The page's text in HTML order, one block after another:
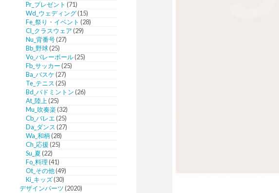
Pr_プレゼント (71)
Wd_ウェディング(15)
Fe_祭り・イベント (28)
Cl_クラスウェア(29)
Nu_背番号(27)
Bb_野球(25)
Vo_バレーボール(25)
Fb_サッカー(25)
Ba_バスケ(27)
Te_テニス(25)
Bd_バドミントン(26)
At_陸上(25)
Mu_吹奏楽(32)
Cb_バレエ(25)
Da_ダンス(27)
Wa_和柄(28)
Ch_応援(25)
Su_夏(22)
Fo_料理(41)
Ot_その他(49)
Ki_キッズ(30)
デザインパーツ(2020)